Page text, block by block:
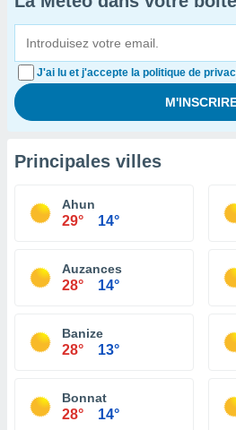
J'ai lu et j'accepte la politique de
Principales villes
Ahun
29° 14°
Auzances
28° 14°
Banize
28° 13°
Bonnat
28° 14°